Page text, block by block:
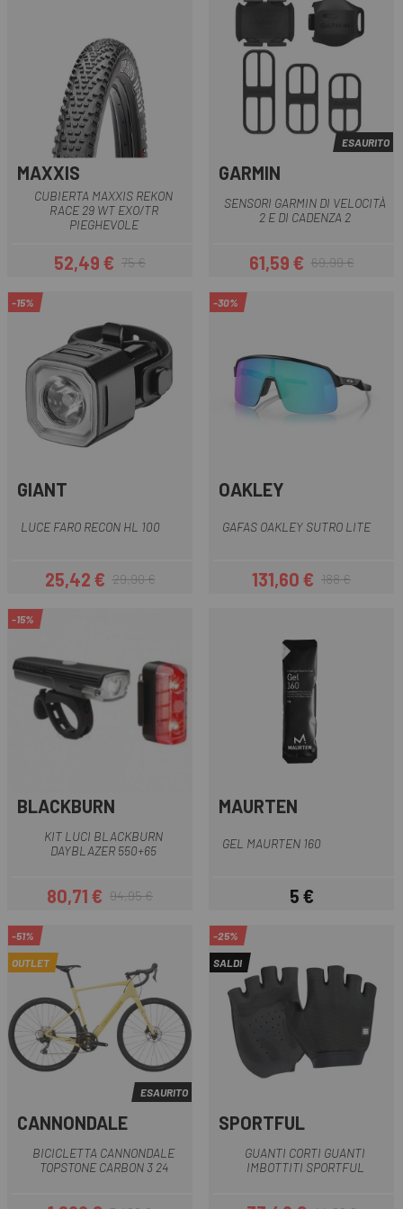
MAXXIS
CUBIERTA MAXXIS REKON
RACE 29 WT EXO/TR
PIEGHEVOLE
Prezzo
52,49 €Prezzo base
75 €
ESAURITO
GARMIN
SENSORI GARMIN DI VELOCITÀ
2 E DI CADENZA 2
Prezzo
61,59 €Prezzo base
69,99 €
-15%
GIANT
LUCE FARO RECON HL 100
Prezzo
25,42 €Prezzo base
29,90 €
-30%
OAKLEY
GAFAS OAKLEY SUTRO LITE
Prezzo
131,60 €Prezzo base
188 €
-15%
BLACKBURN
KIT LUCI BLACKBURN
DAYBLAZER 550+65
Prezzo
80,71 €Prezzo base
94,95 €
MAURTEN
GEL MAURTEN 160
Prezzo
5 €
-51%
OUTLET
ESAURITO
CANNONDALE
BICICLETTA CANNONDALE
TOPSTONE CARBON 3 24
-25%
SALDI
SPORTFUL
GUANTI CORTI GUANTI
IMBOTTITI SPORTFUL